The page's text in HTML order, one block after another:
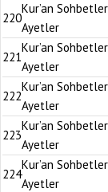
220
Kur’an
Ayetler
221
Kur’an
Ayetler
222
Kur’an
Ayetler
223
Kur’an
Ayetler
224
Kur’an
Ayetler